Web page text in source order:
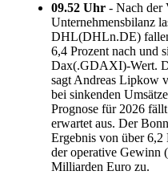
09.52 Uhr - Nach der
Unternehmensbilanz
DHL(DHLn.DE)
6,4 Prozent nach und
Dax(.GDAXI)-Wert.
sagt Andreas Lipkow
bei sinkenden
Prognose für 2026
erwartet aus. Der
Ergebnis von über
der operative Gewinn
Milliarden Euro zu.